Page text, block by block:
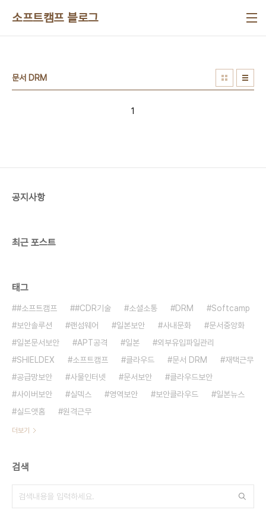
소프트캠프 블로그
문서 DRM
1
공지사항
최근 포스트
태그
#소프트캠프 #CDR기술 소셜소통 DRM
Softcamp
보안솔루션
랜섬웨어 일본보안 사내문화
문서중앙화
일본문서보안
APT공격 일본
외부유입파일관리
SHIELDEX
소프트캠프 클라우드 문서 DRM
재택근무
공급망보안
사물인터넷 문서보안
클라우드보안
사이버보안
실덱스 영역보안 보안클라우드
일본뉴스
실드앳홈
원격근무
더보기
검색